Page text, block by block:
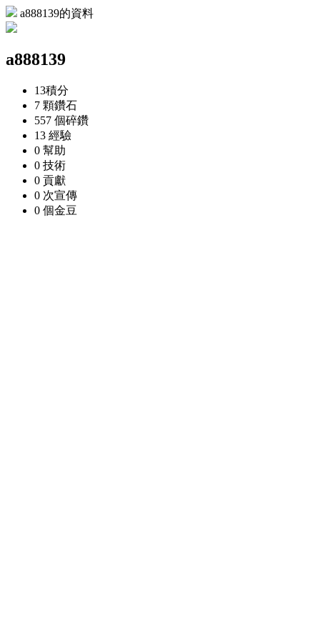
a888139的資料
a888139
13積分
7 顆鑽石
557 個碎鑽
13 經驗
0 幫助
0 技術
0 貢獻
0 次宣傳
0 個金豆